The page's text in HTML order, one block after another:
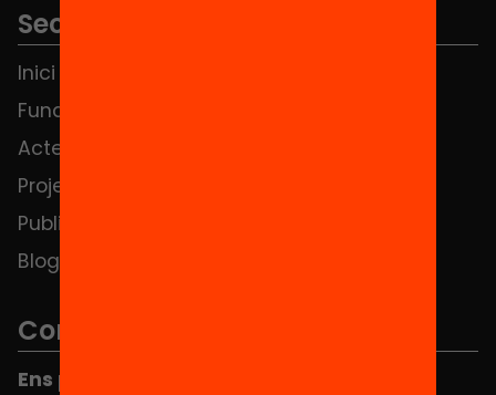
Seccions
Inici
Fundació
Actes
Projectes
Publicacions i vídeos
Blog
Contacte
Ens pots trobar al Hub Social